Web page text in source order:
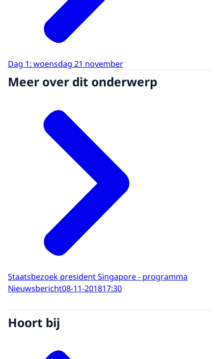
Dag 1: woensdag 21 november
Meer over dit onderwerp
Staatsbezoek president Singapore - programma
Nieuwsbericht08-11-201817:30
Hoort bij